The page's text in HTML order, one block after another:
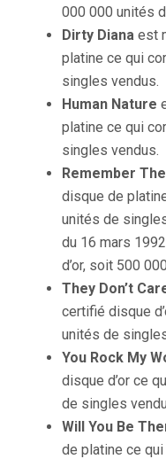
000 000 unités
Dirty Diana est
platine ce qui
singles vendus.
Human Nature
platine ce qui
singles vendus.
Remember
disque de
unités de
du 16 mars
d’or, soit 500
They Don’t
certifié disque
unités de
You Rock My
disque d’or ce
de singles
Will You Be
de platine ce